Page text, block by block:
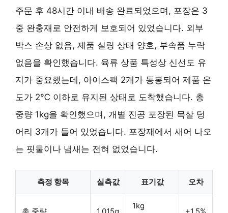
주문 후 48시간 이내 배송 완료되었으며, 포장은 3
중 완충재로 안전하게 보호되어 있었습니다. 외부
박스 손상 없음, 제품 실링 상태 양호, 부속품 누락
없음을 확인했습니다. 육류 상품 특성상 신선도 유
지가 중요했는데, 아이스팩 2개가 동봉되어 제품 온
도가 2℃ 이하로 유지된 상태로 도착했습니다. 총
중량 1kg을 확인했으며, 개별 진공 포장된 목살 덩
어리 3개가 들어 있었습니다. 포장재에서 새어 나오
는 핏물이나 냄새는 전혀 없었습니다.
측정 항목 실측값 표기값 오차
총 중량 1,015g
1kg
+1.5%